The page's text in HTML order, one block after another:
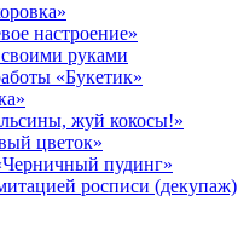
настроение»
руками
«Букетик»
жуй кокосы!»
цветок»
пудинг»
росписи (декупаж)